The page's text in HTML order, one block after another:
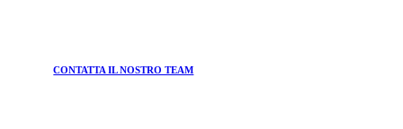
CONTATTA IL NOSTRO TEAM